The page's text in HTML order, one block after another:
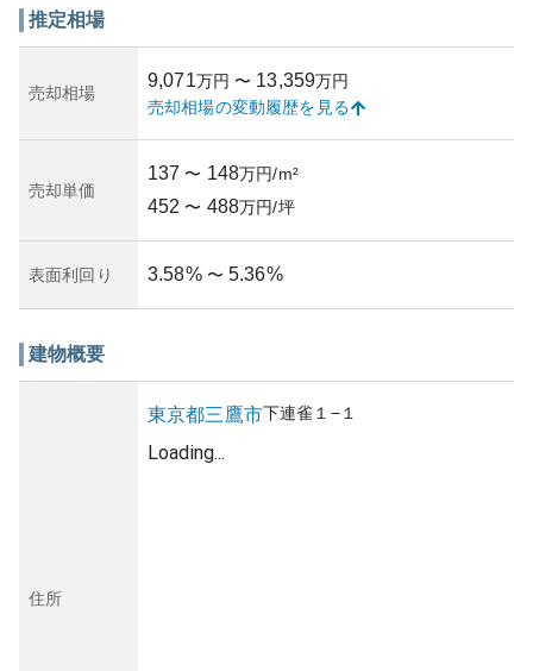
ライトアップされ、魅力的な雰囲気を楽しむことができま
価値の下支えが強いとされ、潜在的な資産利益を見込むこ
とができます。しかし、地震や地域特有の災害に対する備
えは考慮されるべき所有リスクです。良好な管理状況や築
す。このように、プラウドシティ吉祥寺は、周辺環境、外
観、資産価値の面から見ても非常に魅力的な物件となって
推定相場
売却相場
9,071万円 〜 13,359万円
売却相場の変動履歴を見る
売却単価
137 〜 148万円/m²
452 〜 488万円/坪
表面利回り 3.58% 〜 5.36%
建物概要
住所
東京都三鷹市下連雀 １−１
Loading...